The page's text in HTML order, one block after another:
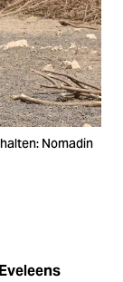
Nomadin